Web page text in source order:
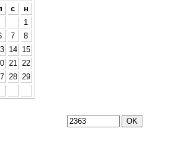
с
н
1
7
8
14
15
21
22
28
29